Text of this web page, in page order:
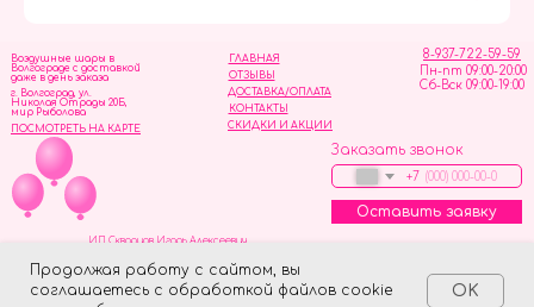
Продолжая работу с сайтом, вы
соглашаетесь с обработкой файлов cookie
OK
ОТЗЫВЫ
ГЛАВНАЯ
ДОСТАВКА/ОПЛАТА
СКИДКИ И АКЦИИ
КОНТАКТЫ
8-937-722-59-59
Пн-пт 09:00-20:00
Сб-Вск 09:00-19:00
Воздушные шары в
Волгограде с доставкой
даже в день заказа
Заказать звонок
+7
Оставить заявку
г. Волгоград, ул.
Николая Отрады 20Б,
мир Рыболова
ПОСМОТРЕТЬ НА КАРТЕ
ИП Скворцов Игорь Алексеевич
Made on Tilda